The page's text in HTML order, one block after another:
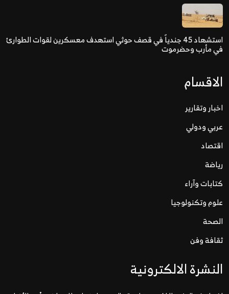
استشهاد 45 جندياً في قصف حوثي استهدف معسكرين لقوات الطوارئ
في مأرب وحضرموت
الاقسام
اخبار وتقارير
عربي ودولي
اقتصاد
رياضة
كتابات وآراء
علوم وتكنولوجيا
الصحة
ثقافة وفن
النشرة الالكترونية